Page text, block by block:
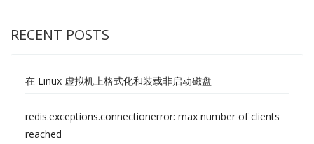
RECENT POSTS
在 Linux 虚拟机上格式化和装载非启动磁盘
redis.exceptions.connectionerror: max number of clients
reached